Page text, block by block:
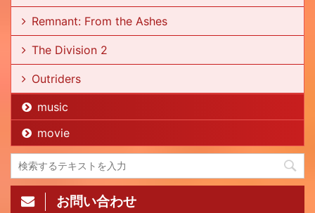
Remnant: From the Ashes
The Division 2
Outriders
music
movie
お問い合わせ